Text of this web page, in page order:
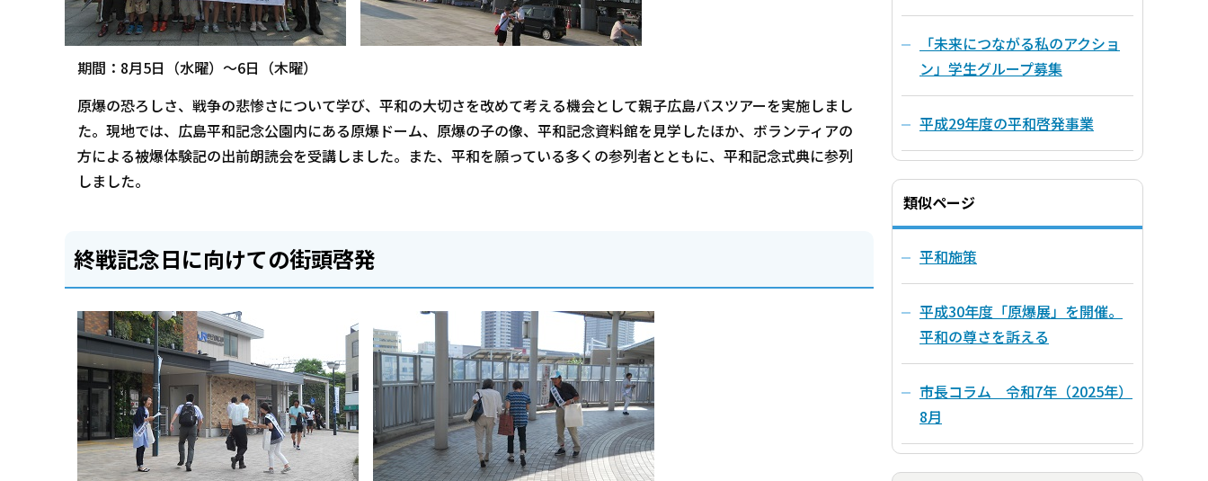
期間：8月5日（水曜）～6日（木曜）
原爆の恐ろしさ、戦争の悲惨さについて学び、平和の大切さを改めて考える機会として親子広島バスツアーを実施しまし
た。現地では、広島平和記念公園内にある原爆ドーム、原爆の子の像、平和記念資料館を見学したほか、ボランティアの
方による被爆体験記の出前朗読会を受講しました。また、平和を願っている多くの参列者とともに、平和記念式典に参列
しました。
終戦記念日に向けての街頭啓発
「未来につながる私のアクショ
ン」学生グループ募集
平成29年度の平和啓発事業
類似ページ
平和施策
平成30年度「原爆展」を開催。
平和の尊さを訴える
市長コラム 令和7年（2025年）
8月